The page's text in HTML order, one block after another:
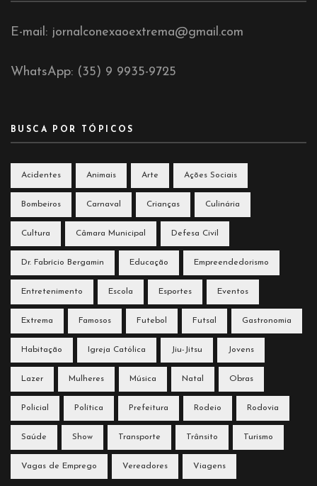
E-mail: jornalconexaoextrema@gmail.com
WhatsApp: (35) 9 9935-9725
BUSCA POR TÓPICOS
Acidentes Animais Arte Ações Sociais
Bombeiros Carnaval Crianças Culinária
Cultura Câmara Municipal Defesa Civil
Dr. Fabrício Bergamin Educação Empreendedorismo
Entretenimento Escola Esportes Eventos
Extrema Famosos Futebol Futsal Gastronomia
Habitação Igreja Católica Jiu-Jitsu Jovens
Lazer Mulheres Música Natal Obras
Policial Política Prefeitura Rodeio Rodovia
Saúde Show Transporte Trânsito Turismo
Vagas de Emprego Vereadores Viagens